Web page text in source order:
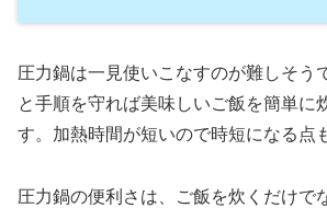
圧力鍋は一見使いこなすのが難しそう
と手順を守れば美味しいご飯を簡単に
す。加熱時間が短いので時短になる点
圧力鍋の便利さは、ご飯を炊くだけで